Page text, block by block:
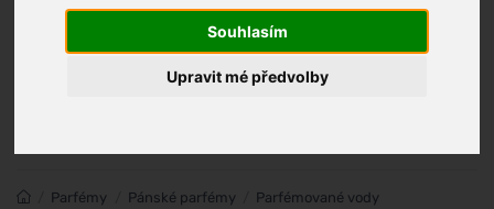
Souhlasím
Upravit mé předvolby
Parfémy Pánské parfémy Parfémované vody